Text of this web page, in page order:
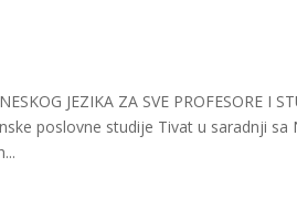
JEZIKA ZA SVE PROFESORE
poslovne studije Tivat u saradnji